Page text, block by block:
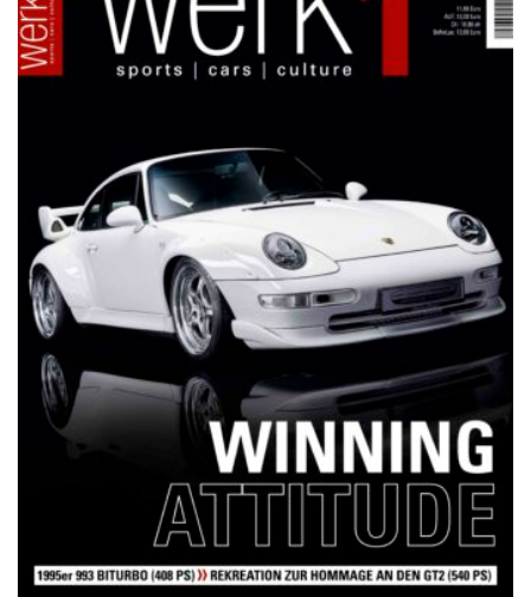
NETZWERKEINS GO! // ONLINE-STORE BY WERK1
12 Jahre werk1® sports | cars |
culture: Bestellen Sie jetzt die
neue Sommerausgabe 01 | 2025
(erscheint am 1. Juli 2025) online
auf netzwerkeins | GO!
23. Juni 2025